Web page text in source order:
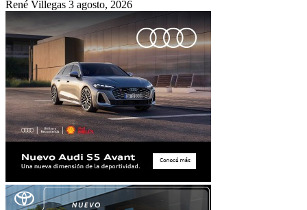
René Villegas 3 agosto, 2026